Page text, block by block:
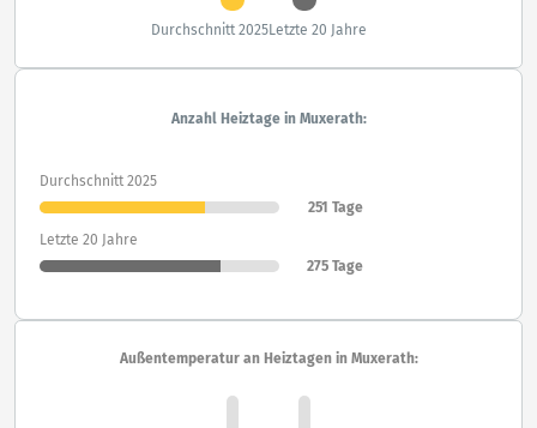
Durchschnitt 2025Letzte 20 Jahre
Anzahl Heiztage in Muxerath:
Durchschnitt 2025
251 Tage
Letzte 20 Jahre
275 Tage
Außentemperatur an Heiztagen in Muxerath: